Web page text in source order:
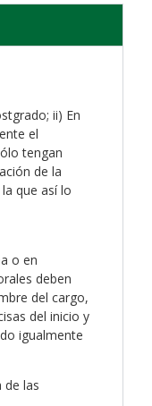
ii) En
el
tengan
de la
que así lo
o en
deben
del cargo,
del inicio y
igualmente
de las